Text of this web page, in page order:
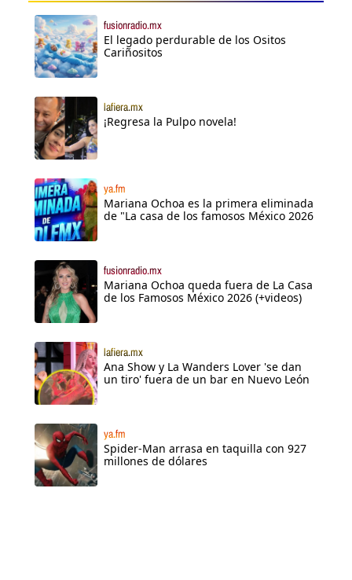
fusionradio.mx
El legado perdurable de los Ositos
Cariñositos
lafiera.mx
¡Regresa la Pulpo novela!
ya.fm
Mariana Ochoa es la primera eliminada
de "La casa de los famosos México 2026
fusionradio.mx
Mariana Ochoa queda fuera de La Casa
de los Famosos México 2026 (+videos)
lafiera.mx
Ana Show y La Wanders Lover 'se dan
un tiro' fuera de un bar en Nuevo León
ya.fm
Spider-Man arrasa en taquilla con 927
millones de dólares